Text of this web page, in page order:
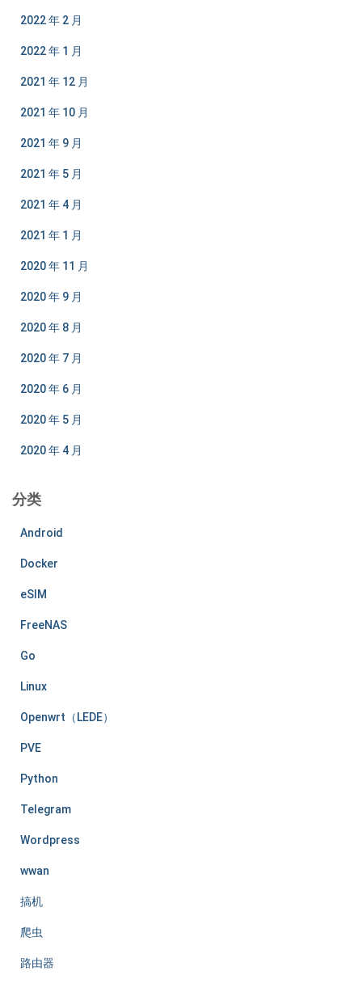
2022 年 2 月
2022 年 1 月
2021 年 12 月
2021 年 10 月
2021 年 9 月
2021 年 5 月
2021 年 4 月
2021 年 1 月
2020 年 11 月
2020 年 9 月
2020 年 8 月
2020 年 7 月
2020 年 6 月
2020 年 5 月
2020 年 4 月
分类
Android
Docker
eSIM
FreeNAS
Go
Linux
Openwrt（LEDE）
PVE
Python
Telegram
Wordpress
wwan
搞机
爬虫
路由器